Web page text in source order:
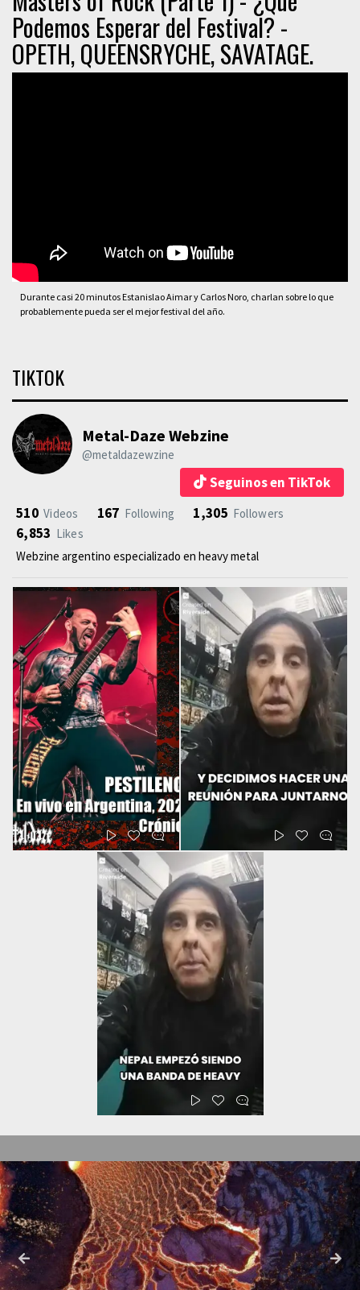
Podemos Esperar del Festival? -
OPETH, QUEENSRYCHE, SAVATAGE.
Durante casi 20 minutos Estanislao Aimar y Carlos Noro, charlan sobre lo que
probablemente pueda ser el mejor festival del año.
TIKTOK
Metal-Daze Webzine
@metaldazewzine
Seguinos en TikTok
510 Videos 167 Following 1,305 Followers
6,853 Likes
Webzine argentino especializado en heavy metal